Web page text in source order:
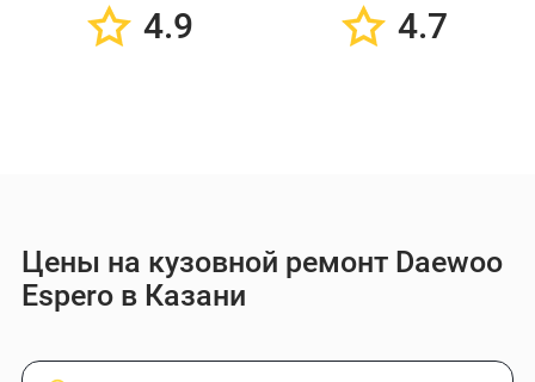
4.9 4.7
Цены на кузовной ремонт Daewoo
Espero в Казани